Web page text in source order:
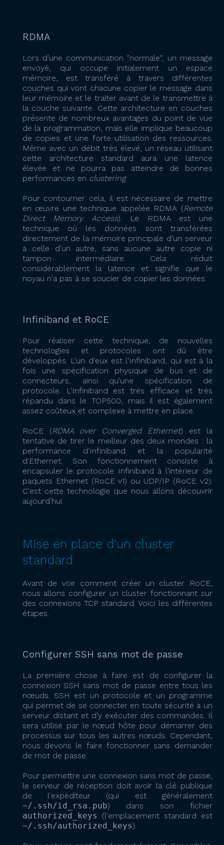
RDMA
Lors d'une communication "normale", un message
envoyé, qui occupe initialement un espace
mémoire, est transféré à travers différentes
couches qui vont chacune copier le message dans
leur mémoire et le traiter avant de le transmettre à
la couche suivante. Cette architecture en couches
présente de nombreux avantages du point de vue
de la programmation, mais elle implique beaucoup
de copies et une forte utilisation des ressources.
Même avec un débit très élevé, un réseau utilisant
cette architecture standard aura une latence
élevée et ne pourra pas atteindre de bonnes
performances en clustering.
Pour contourner cela, il est nécessaire de mettre
en œuvre une technique appelée RDMA (Remote
Direct Memory Access). Le RDMA est une
technique où les données sont transférées
directement de la mémoire principale d'un serveur
à celle d'un autre, sans aucune autre copie ni
tampon intermédiaire. Cela réduit
considérablement la latence et signifie que le
noyau n'a pas à se soucier de copier les données.
Infiniband et RoCE
Pour réaliser cette technique, de nouvelles
technologies et protocoles ont dû être
développés. L'un d'eux est l'Infiniband, qui est à la
fois une spécification physique de bus et de
connecteurs, ainsi qu'une spécification de
protocole. L'Infiniband est très efficace et très
répandu dans le TOP500, mais il est également
assez coûteux et complexe à mettre en place.
RoCE (RDMA over Converged Ethernet) est la
tentative de tirer le meilleur des deux mondes : la
performance d'Infiniband et la popularité
d'Ethernet. Son fonctionnement consiste à
encapsuler le protocole Infiniband à l'intérieur de
paquets Ethernet (RoCE v1) ou UDP/IP (RoCE v2).
C'est cette technologie que nous allons découvrir
aujourd'hui.
Mise en place d'un cluster
standard
Avant de voir comment créer un cluster RoCE,
nous allons configurer un cluster fonctionnant sur
des connexions TCP standard. Voici les différentes
étapes.
Configurer SSH sans mot de passe
La première chose à faire est de configurer la
connexion SSH sans mot de passe entre tous les
nœuds. SSH est un protocole et un programme
qui permet de se connecter en toute sécurité à un
serveur distant et d'y exécuter des commandes. Il
sera utilisé par le nœud hôte pour démarrer des
processus sur tous les autres nœuds. Cependant,
nous devons le faire fonctionner sans demander
de mot de passe.
Pour permettre une connexion sans mot de passe,
le serveur de réception doit avoir la clé publique
de l'expéditeur (qui est généralement
~/.ssh/id_rsa.pub) dans son fichier
authorized_keys (l'emplacement standard est
~/.ssh/authorized_keys).